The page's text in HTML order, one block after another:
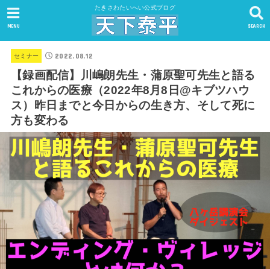
たきさわたいへい公式ブログ
SEARCH
MENU
セミナー 2022.08.12
【録画配信】川嶋朗先生・蒲原聖可先生と語る
これからの医療（2022年8月8日@キブツハウ
ス）昨日までと今日からの生き方、そして死に
方も変わる